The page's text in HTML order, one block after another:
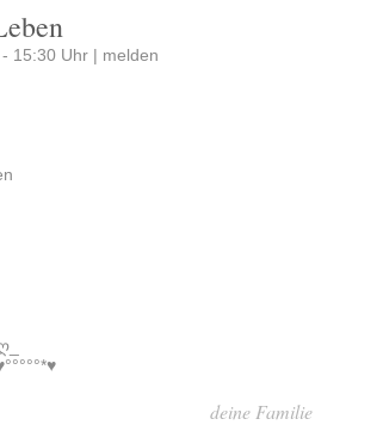
15:30 Uhr | melden
deine Familie